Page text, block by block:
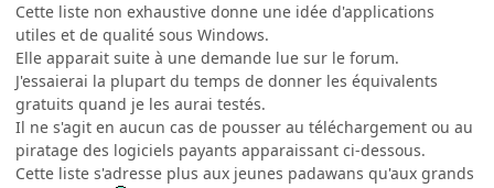
Cette liste non exhaustive donne une idée d'applications
utiles et de qualité sous Windows.
Elle apparait suite à une demande lue sur le forum.
J'essaierai la plupart du temps de donner les équivalents
gratuits quand je les aurai testés.
Il ne s'agit en aucun cas de pousser au téléchargement ou au
piratage des logiciels payants apparaissant ci-dessous.
Cette liste s'adresse plus aux jeunes padawans qu'aux grands